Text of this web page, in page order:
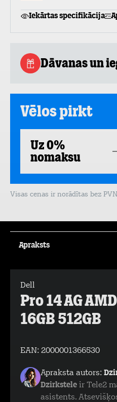
Iekārtas specifikācija
Dāvanas un
Vēlos pirkt
Uz 0%
nomaksu
Visas cenas ir norādītas bez PVN
Apraksts
Dell
Pro 14 AG
16GB 512GB
EAN: 2000001366530
Apraksta autors:
Dzirkstele ir Tele2
asistents.